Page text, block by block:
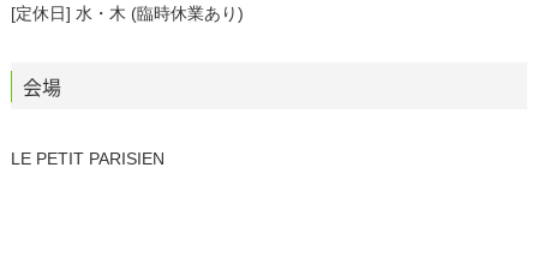
[定休日] 水・木 (臨時休業あり)
会場
LE PETIT PARISIEN